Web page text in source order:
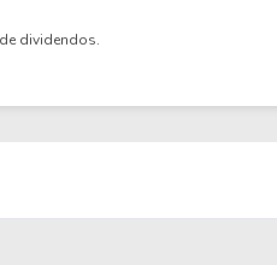
dividendos.